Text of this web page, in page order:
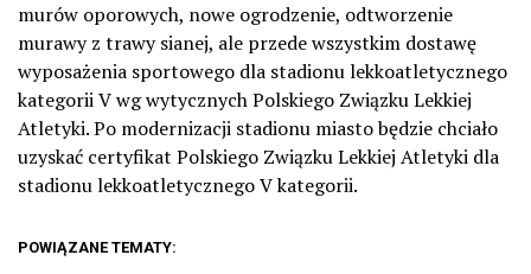
murów oporowych, nowe ogrodzenie, odtworzenie
murawy z trawy sianej, ale przede wszystkim dostawę
wyposażenia sportowego dla stadionu lekkoatletycznego
kategorii V wg wytycznych Polskiego Związku Lekkiej
Atletyki. Po modernizacji stadionu miasto będzie chciało
uzyskać certyfikat Polskiego Związku Lekkiej Atletyki dla
stadionu lekkoatletycznego V kategorii.
POWIĄZANE TEMATY: